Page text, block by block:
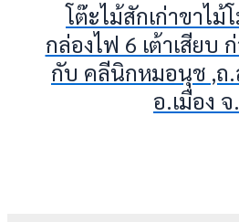
โต๊ะไม้สักเก่าขาไ
กล่องไฟ 6 เต้าเสียบ
กับ คลีนิกหมอนุช ,ถ
อ.เมือง